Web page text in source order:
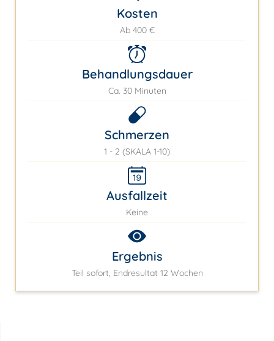
Kosten
Ab 400 €
Behandlungsdauer
Ca. 30 Minuten
Schmerzen
1 - 2 (SKALA 1-10)
Ausfallzeit
Keine
Ergebnis
Teil sofort, Endresultat 12 Wochen